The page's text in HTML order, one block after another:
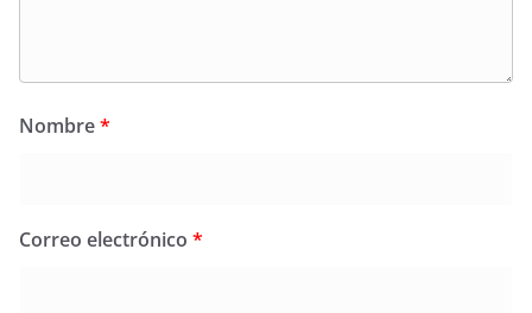
Nombre*
Correo electrónico *